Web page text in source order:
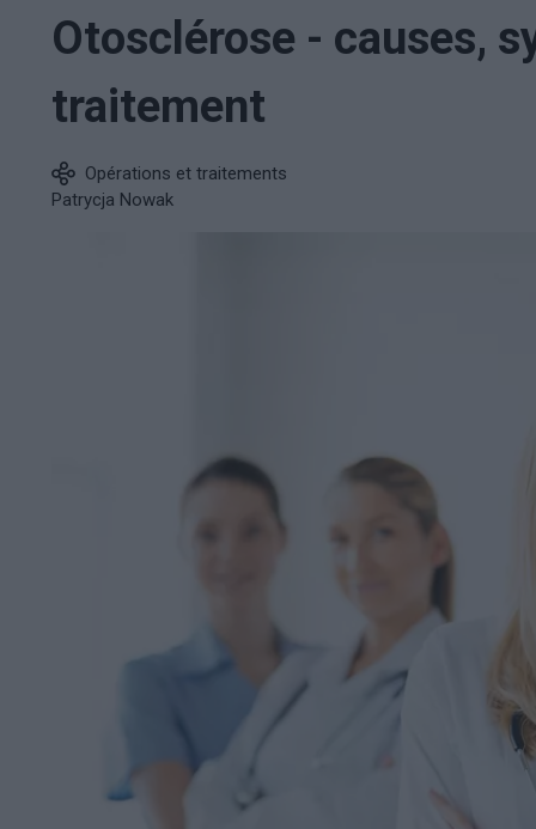
Otosclérose - causes,
traitement
Opérations et traitements
Patrycja Nowak